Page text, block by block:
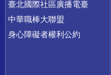
臺北國際社區廣播電臺
中華職棒大聯盟
身心障礙者權利公約